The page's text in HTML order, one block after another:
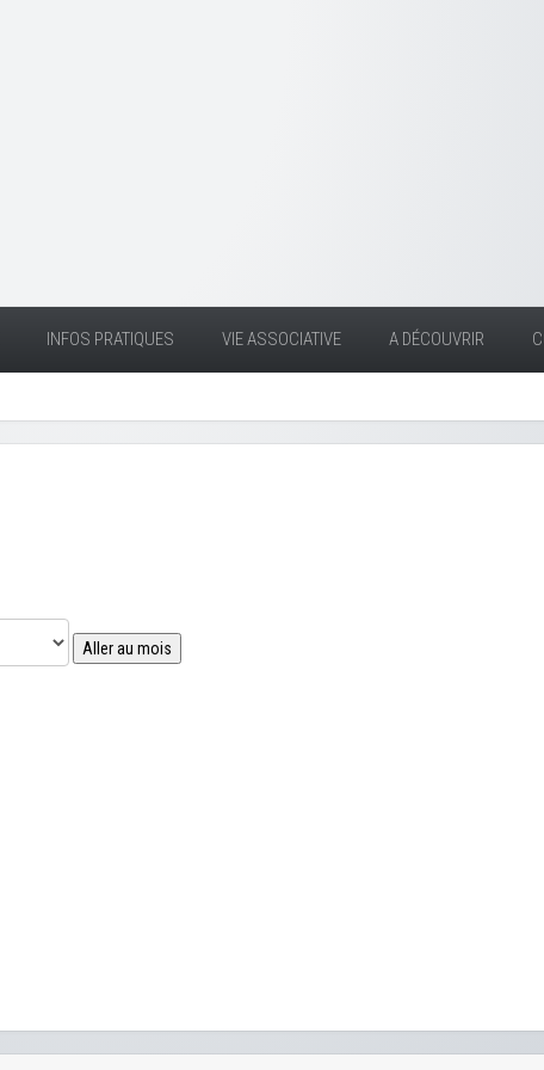
INFOS PRATIQUES VIE ASSOCIATIVE A DÉCOUVRIR
Aller au mois